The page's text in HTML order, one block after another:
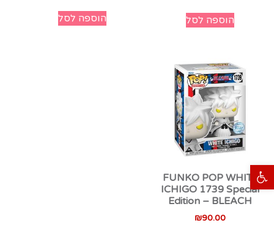
פתח סרגל נגישות
הוספה לסל הוספה לסל
FUNKO POP WHITE
ICHIGO 1739 Special
Edition – BLEACH
₪90.00